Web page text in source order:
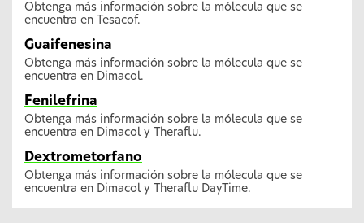
Obtenga más información sobre la mólecula que se
encuentra en Tesacof.
Guaifenesina
Obtenga más información sobre la mólecula que se
encuentra en Dimacol.
Fenilefrina
Obtenga más información sobre la mólecula que se
encuentra en Dimacol y Theraflu.
Dextrometorfano
Obtenga más información sobre la mólecula que se
encuentra en Dimacol y Theraflu DayTime.